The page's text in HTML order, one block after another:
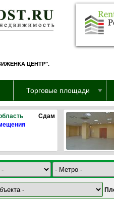
ЦЕНТР".
Торговые площади
Сдам